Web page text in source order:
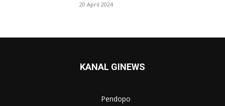
20 April 2024
KANAL GINEWS
Pendopo